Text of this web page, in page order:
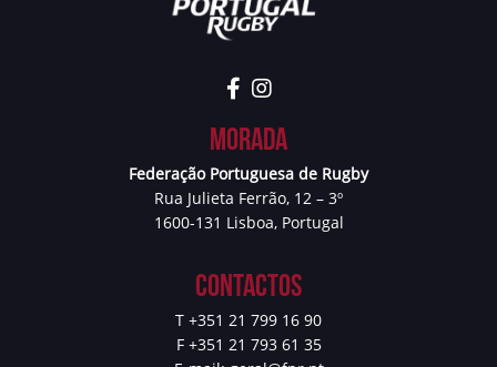
Morada
Federação Portuguesa de Rugby
Rua Julieta Ferrão, 12 – 3º
1600-131 Lisboa, Portugal
Contactos
T +351 21 799 16 90
F +351 21 793 61 35